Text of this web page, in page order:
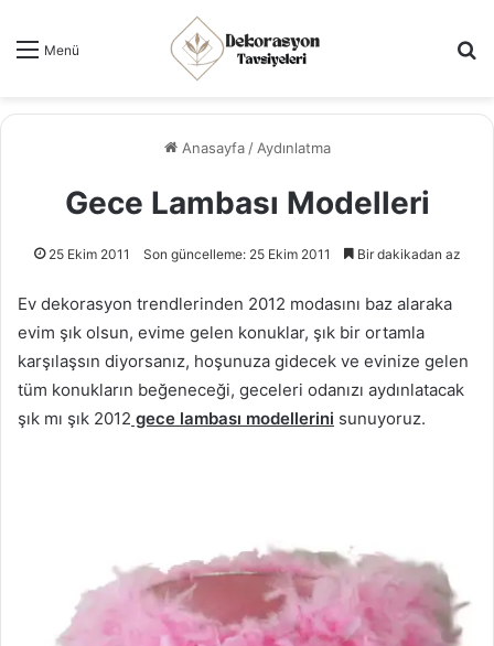
Menü
Anasayfa / Aydınlatma
Gece Lambası Modelleri
25 Ekim 2011 Son güncelleme: 25 Ekim 2011 Bir dakikadan az
Ev dekorasyon trendlerinden 2012 modasını baz alaraka
evim şık olsun, evime gelen konuklar, şık bir ortamla
karşılaşsın diyorsanız, hoşunuza gidecek ve evinize gelen
tüm konukların beğeneceği, geceleri odanızı aydınlatacak
şık mı şık 2012 gece lambası modellerini sunuyoruz.